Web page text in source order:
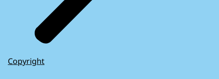
Copyright